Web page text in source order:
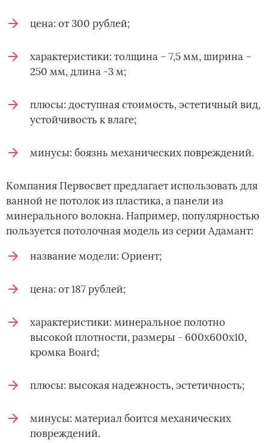
цена: от 300 рублей;
характеристики: толщина – 7,5 мм, ширина –
250 мм, длина -3 м;
плюсы: доступная стоимость, эстетичный вид,
устойчивость к влаге;
минусы: боязнь механических повреждений.
Компания Первосвет предлагает использовать для
ванной не потолок из пластика, а панели из
минерального волокна. Например, популярностью
пользуется потолочная модель из серии Адамант:
название модели: Ориент;
цена: от 187 рублей;
характеристики: минеральное полотно
высокой плотности, размеры - 600х600х10,
кромка Board;
плюсы: высокая надежность, эстетичность;
минусы: материал боится механических
повреждений.